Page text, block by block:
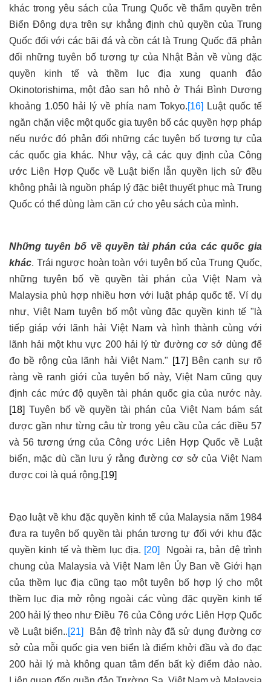
khác trong yêu sách của Trung Quốc về thẩm quyền trên
Biển Đông dựa trên sự khẳng định chủ quyền của Trung
Quốc đối với các bãi đá và cồn cát là Trung Quốc đã phản
đối những tuyên bố tương tự của Nhật Bản về vùng đặc
quyền kinh tế và thềm lục địa xung quanh đảo
Okinotorishima, một đảo san hô nhỏ ở Thái Bình Dương
khoảng 1.050 hải lý về phía nam Tokyo.[16]
Luật quốc tế
ngăn chặn việc một quốc gia tuyên bố các quyền hợp pháp
nếu nước đó phản đối những các tuyên bố tương tự của
các quốc gia khác. Như vậy, cả các quy định của Công
ước Liên Hợp Quốc về Luật biển lẫn quyền lịch sử đều
không phải là nguồn pháp lý đặc biệt thuyết phục mà Trung
Quốc có thể dùng làm căn cứ cho yêu sách của mình.
Những tuyên bố về quyền tài phán của các quốc gia
khác. Trái ngược hoàn toàn với tuyên bố của Trung Quốc,
những tuyên bố về quyền tài phán của Việt Nam và
Malaysia phù hợp nhiều hơn với luật pháp quốc tế. Ví dụ
như, Việt Nam tuyên bố một vùng đặc quyền kinh tế "là
tiếp giáp với lãnh hải Việt Nam và hình thành cùng với
lãnh hải một khu vực 200 hải lý từ đường cơ sở dùng để
đo bề rộng của lãnh hải Việt Nam." [17] Bên cạnh sự rõ
ràng về ranh giới của tuyên bố này, Việt Nam cũng quy
định các mức độ quyền tài phán quốc gia của nước này.
[18] Tuyên bố về quyền tài phán của Việt Nam bám sát
được gần như từng câu từ trong yêu cầu của các điều 57
và 56 tương ứng của Công ước Liên Hợp Quốc về Luật
biển, mặc dù cần lưu ý rằng đường cơ sở của Việt Nam
được coi là quá rộng.[19]
Đạo luật về khu đặc quyền kinh tế của Malaysia năm 1984
đưa ra tuyên bố quyền tài phán tương tự đối với khu đặc
quyền kinh tế và thềm lục địa. [20]
Ngoài ra, bản đệ trình
chung của Malaysia và Việt Nam lên Ủy Ban về Giới hạn
của thềm lục địa cũng tạo một tuyên bố hợp lý cho một
thềm lục địa mở rộng ngoài các vùng đặc quyền kinh tế
200 hải lý theo như Điều 76 của Công ước Liên Hợp Quốc
về Luật biển..[21]
Bản đệ trình này đã sử dụng đường cơ
sở của mỗi quốc gia ven biển là điểm khởi đầu và đo đạc
200 hải lý mà không quan tâm đến bất kỳ điểm đảo nào.